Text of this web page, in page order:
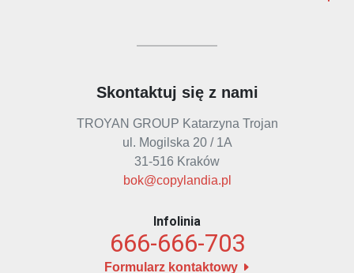
HoReCa - Hotele i Restauracje
Skontaktuj się z nami
TROYAN GROUP Katarzyna Trojan
ul. Mogilska 20 / 1A
31-516 Kraków
bok@copylandia.pl
Infolinia
666-666-703
Formularz kontaktowy